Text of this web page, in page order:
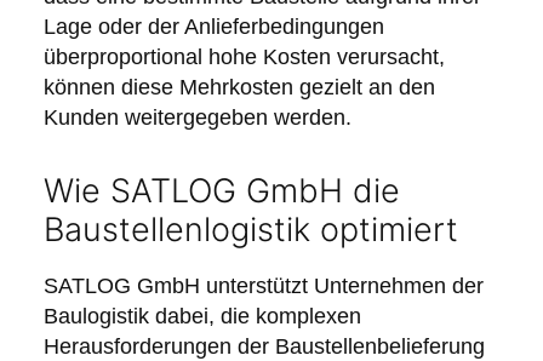
Lage oder der Anlieferbedingungen
überproportional hohe Kosten verursacht,
können diese Mehrkosten gezielt an den
Kunden weitergegeben werden.
Wie SATLOG GmbH die
Baustellenlogistik optimiert
SATLOG GmbH unterstützt Unternehmen der
Baulogistik dabei, die komplexen
Herausforderungen der Baustellenbelieferung